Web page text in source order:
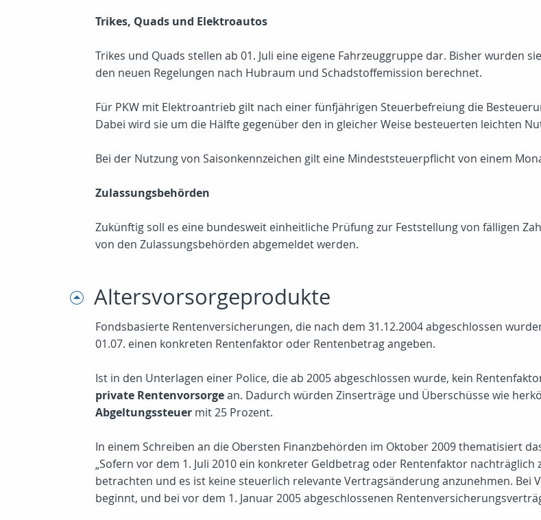
Trikes, Quads und Elektroautos
Trikes und Quads stellen ab 01. Juli eine eigene Fahrzeuggruppe dar. Bisher wurden
den neuen Regelungen nach Hubraum und Schadstoffemission berechnet.
Für PKW mit Elektroantrieb gilt nach einer fünfjährigen Steuerbefreiung die
Dabei wird sie um die Hälfte gegenüber den in gleicher Weise besteuerten leichten
Bei der Nutzung von Saisonkennzeichen gilt eine Mindeststeuerpflicht von einem
Zulassungsbehörden
Zukünftig soll es eine bundesweit einheitliche Prüfung zur Feststellung von fälligen
von den Zulassungsbehörden abgemeldet werden.
Altersvorsorgeprodukte
Fondsbasierte Rentenversicherungen, die nach dem 31.12.2004 abgeschlossen
01.07. einen konkreten Rentenfaktor oder Rentenbetrag angeben.
Ist in den Unterlagen einer Police, die ab 2005 abgeschlossen wurde, kein
private Rentenvorsorgean. Dadurch würden Zinserträge und Überschüsse wie
Abgeltungssteuer mit 25 Prozent.
In einem Schreiben an die Obersten Finanzbehörden im Oktober 2009 thematisiert
„Sofern vor dem 1. Juli 2010 ein konkreter Geldbetrag oder Rentenfaktor
betrachten und es ist keine steuerlich relevante Vertragsänderung anzunehmen. Bei
beginnt, und bei vor dem 1. Januar 2005 abgeschlossenen